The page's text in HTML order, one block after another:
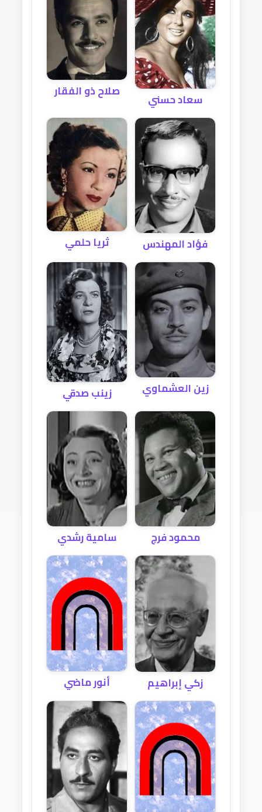
سعاد حسني صلاح ذو الفقار
فؤاد المهندس ثريا حلمي
زين العشماوي زينب صدقي
محمود فرج سامية رشدي
زكي إبراهيم أنور ماضي